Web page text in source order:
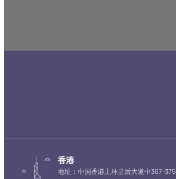
香港
地址：中国香港上环皇后大道中367-375